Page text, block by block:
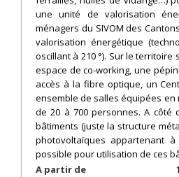
une unité de valorisation
ménagers du SIVOM des
valorisation énergétique
oscillant à 210 °). Sur le
espace de co-working, une
accès à la fibre optique, un
ensemble de salles équipées en
de 20 à 700 personnes. A côté
bâtiments (juste la structure
photovoltaïques appartenant à
possible pour utilisation de ces
A partir de